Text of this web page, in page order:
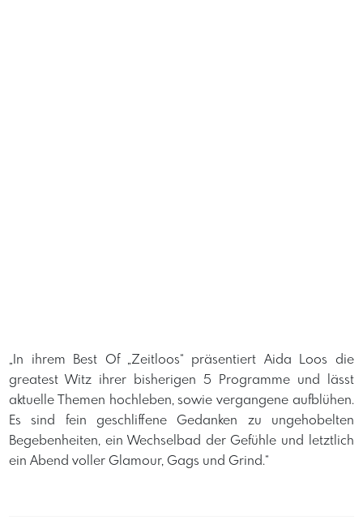
„In ihrem Best Of „Zeitloos“ präsentiert Aida Loos die
greatest Witz ihrer bisherigen 5 Programme und lässt
aktuelle Themen hochleben, sowie vergangene aufblühen.
Es sind fein geschliffene Gedanken zu ungehobelten
Begebenheiten, ein Wechselbad der Gefühle und letztlich
ein Abend voller Glamour, Gags und Grind.“